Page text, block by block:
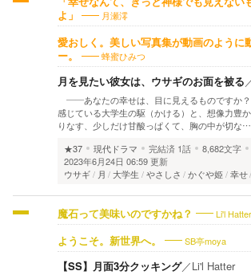
よ」
月瀬澪
愛おしく。美しい写真集が動画のように
ー。
蜂蜜ひみつ
月を見たい彼女は、ウサギのお面を被る
――あなたの幸せは、目に見えるものですか
感じている大学生の駆（かける）と、想像力豊
りなす、少しだけ甘酸っぱくて、胸の中が切な…
★37
現代ドラマ 完結済 1話
8,682文字
2023年6月24日 06:59 更新
ウサギ
月 大学生 やさしさ かぐや姫 幸せ
魔石って美味いのですかね？ Li'l Hatter
ようこそ。新世界へ。 SB亭moya
【SS】月面3分クッキング／Li'l Hatter